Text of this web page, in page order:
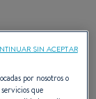
deOceanisen
en los
por nosotros o
que
SIN ACEPTAR